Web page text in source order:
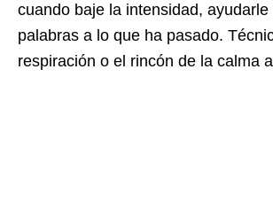
cuando baje la intensidad, ayudarle
palabras a lo que ha pasado.
respiración o el rincón de la calma